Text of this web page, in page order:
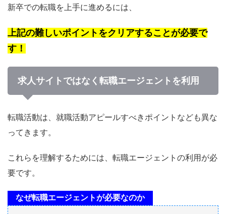
新卒での転職を上手に進めるには、
上記の難しいポイントをクリアすることが必要で
す！
求人サイトではなく転職エージェントを利用
転職活動は、就職活動アピールすべきポイントなども異な
ってきます。
これらを理解するためには、転職エージェントの利用が必
要です。
なぜ転職エージェントが必要なのか